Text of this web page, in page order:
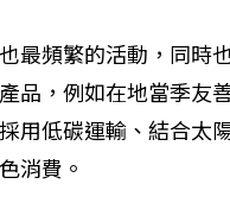
最頻繁的活動，同時
品，例如在地當季友
用低碳運輸、結合太
消費。